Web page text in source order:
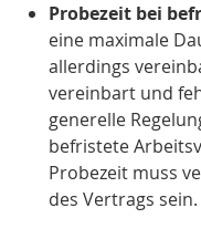
Probezeit bei
eine maximale
allerdings
vereinbart und
generelle
befristete
Probezeit muss
des Vertrags sein.